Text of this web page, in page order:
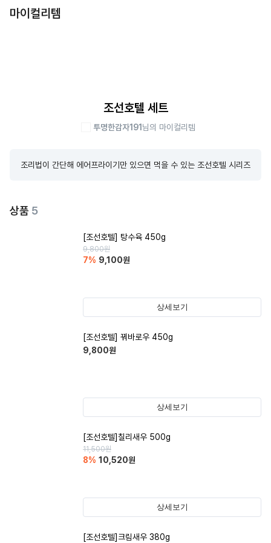
마이컬리템
조선호텔 세트
투명한감자191 님의 마이컬리템
조리법이 간단해 에어프라이기만 있으면 먹을 수 있는 조선호텔 시리즈
상품 5
[조선호텔] 탕수육 450g
9,800원
7% 9,100원
상세보기
[조선호텔] 꿔바로우 450g
9,800원
상세보기
[조선호텔]칠리새우 500g
11,500원
8% 10,520원
상세보기
[조선호텔]크림새우 380g